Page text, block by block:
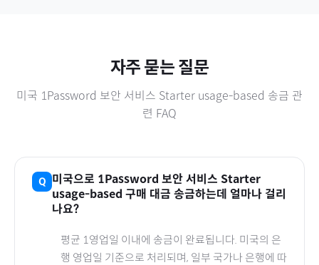
자주 묻는 질문
미국 1Password 보안 서비스 Starter usage-based 송금 관
련 FAQ
미국으로 1Password 보안 서비스 Starter
usage-based 구매 대금 송금하는데 얼마나 걸리
나요?
평균 1영업일 이내에 송금이 완료됩니다. 미국의 은
행 영업일 기준으로 처리되며, 일부 국가나 은행에 따